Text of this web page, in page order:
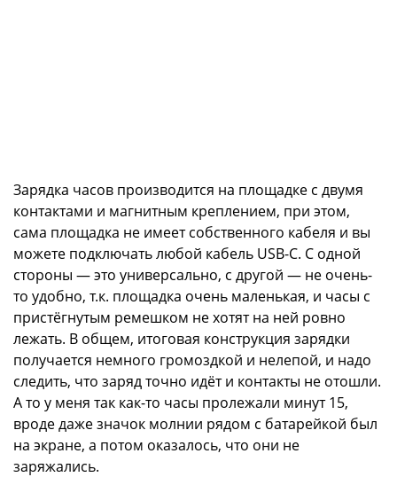
Зарядка часов производится на площадке с двумя
контактами и магнитным креплением, при этом,
сама площадка не имеет собственного кабеля и вы
можете подключать любой кабель USB-C. С одной
стороны — это универсально, с другой — не очень-
то удобно, т.к. площадка очень маленькая, и часы с
пристёгнутым ремешком не хотят на ней ровно
лежать. В общем, итоговая конструкция зарядки
получается немного громоздкой и нелепой, и надо
следить, что заряд точно идёт и контакты не отошли.
А то у меня так как-то часы пролежали минут 15,
вроде даже значок молнии рядом с батарейкой был
на экране, а потом оказалось, что они не
заряжались.